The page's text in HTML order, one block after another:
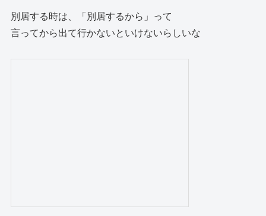
別居する時は、「別居するから」って
言ってから出て行かないといけないらしいな